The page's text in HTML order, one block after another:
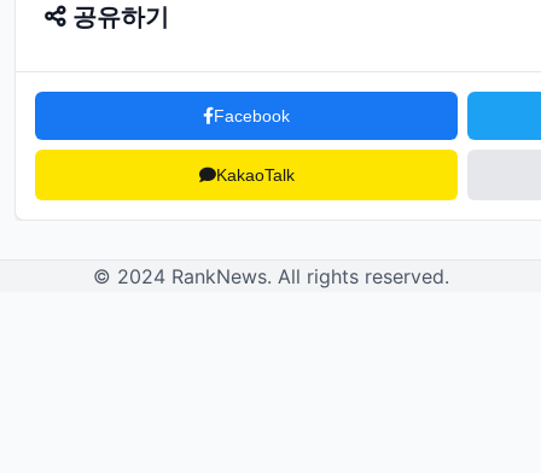
공유하기
Facebook
KakaoTalk
© 2024 RankNews. All rights reserved.